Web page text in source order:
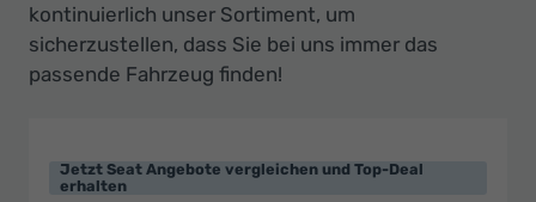
kontinuierlich unser Sortiment, um
sicherzustellen, dass Sie bei uns immer das
passende Fahrzeug finden!
Jetzt Seat Angebote vergleichen und Top-Deal
erhalten